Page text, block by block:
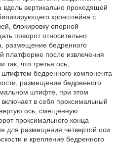
вертикально проходящей
кронштейна с
блокировку опорной
поворот относительно
размещение бедренного
платформе после извлечения
так, что третья ось,
бедренного компонента
размещение бедренного
штифте, при этом
в себя проксимальный
ось, смещенную
проксимального конца
для размещения четвертой оси
и крепление бедренного